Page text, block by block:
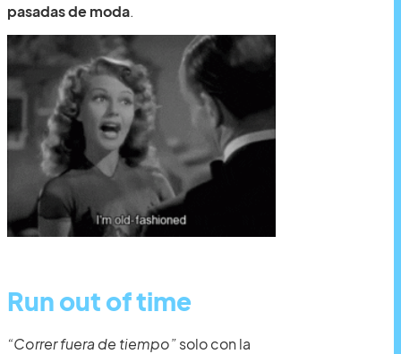
pasadas de moda.
Run out of time
“Correr fuera de tiempo”solo con la